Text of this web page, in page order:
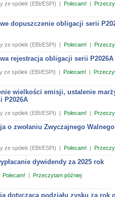
ze spółek (EBI/ESPI) | Polecam! |
dopuszczenie obligacji serii
ze spółek (EBI/ESPI) | Polecam! |
rejestracja obligacji serii P2026A
ze spółek (EBI/ESPI) | Polecam! |
wielkości emisji, ustalenie
P2026A
ze spółek (EBI/ESPI) | Polecam! |
o zwołaniu Zwyczajnego
ze spółek (EBI/ESPI) | Polecam! |
dywidendy za 2025 rok
Polecam! | Przeczytam później
dotycząca podziału zysku za rok